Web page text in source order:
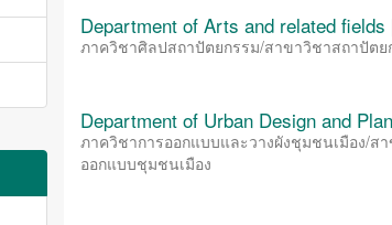
Department of Arts and related fields
ภาควิชาศิลปสถาปัตยกรรม/สาขาวิชาสถาปัต
Department of Urban Design and
ภาควิชาการออกแบบและวางผังชุมชนเมือง/
ออกแบบชุมชนเมือง